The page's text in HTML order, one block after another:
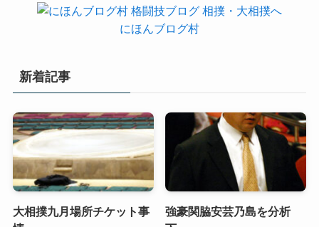
にほんブログ村
新着記事
大相撲九月場所チケット事
強豪関脇安芸乃島を分析